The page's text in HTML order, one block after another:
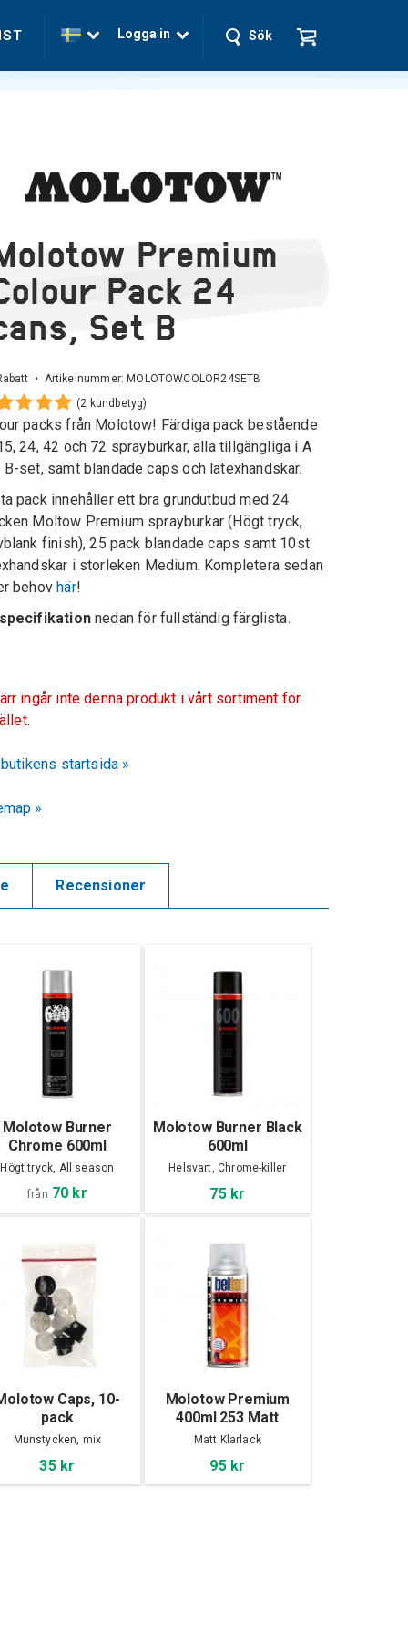
Logga in Sök
Premium
Pack 24
Set B
• Artikelnummer: MOLOTOWCOLOR24SETB
(2 kundbetyg)
packs från Molotow! Färdiga pack bestående
24, 42 och 72 sprayburkar, alla tillgängliga i A
B-set, samt blandade caps och latexhandskar.
pack innehåller ett bra grundutbud med 24
Moltow Premium sprayburkar (Högt tryck,
finish), 25 pack blandade caps samt 10st
i storleken Medium. Kompletera sedan
behovhär!
nedan för fullständig färglista.
ingår inte denna produkt i vårt sortiment för
startsida »
»
Recensioner
Molotow Burner
Chrome 600ml
Högt tryck, All season
från 70 kr
Molotow Burner Black
600ml
Helsvart, Chrome-killer
75 kr
Caps, 10-
pack
Munstycken, mix
35 kr
Molotow Premium
400ml 253 Matt
Klarlack
Matt Klarlack
95 kr